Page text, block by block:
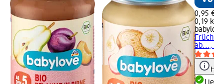
0,95 €
0,19 kg
babylove
ab...,